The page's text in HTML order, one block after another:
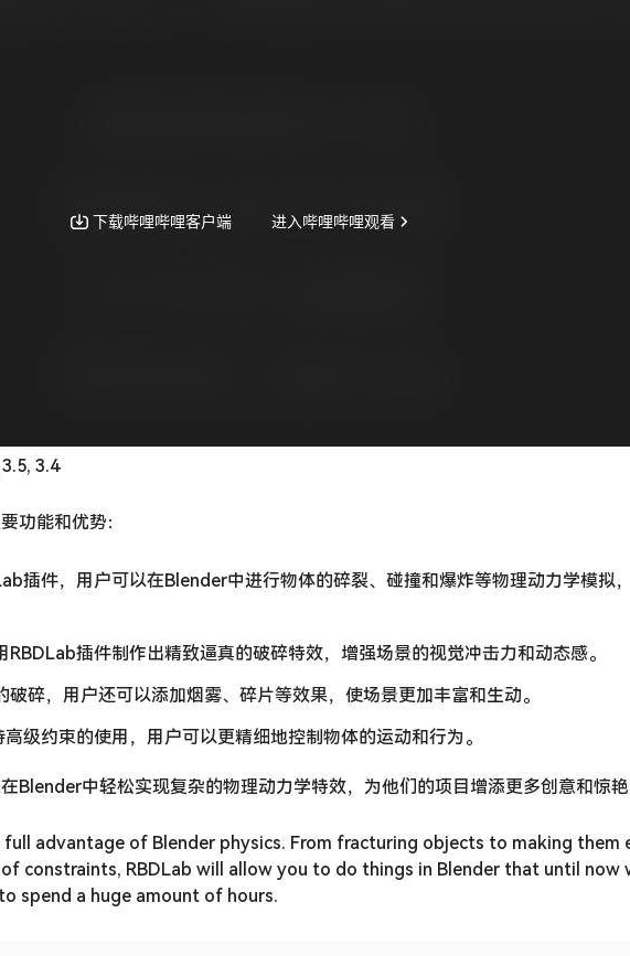
3.4
功能和优势：
插件，用户可以在Blender中进行物体的碎裂、碰撞和爆炸等物理动力学模拟
RBDLab插件制作出精致逼真的破碎特效，增强场景的视觉冲击力和动态感。
破碎，用户还可以添加烟雾、碎片等效果，使场景更加丰富和生动。
级约束的使用，用户可以更精细地控制物体的运动和行为。
Blender中轻松实现复杂的物理动力学特效，为他们的项目增添更多创意和惊艳
full advantage of Blender physics. From fracturing objects to making them
constraints, RBDLab will allow you to do things in Blender that until now
spend a huge amount of hours.